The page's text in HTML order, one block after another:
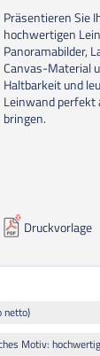
Präsentieren Sie
hochwertigen
Panoramabilder,
Canvas-Material
Haltbarkeit und
Leinwand perfekt
bringen.
Druckvorlage
netto)